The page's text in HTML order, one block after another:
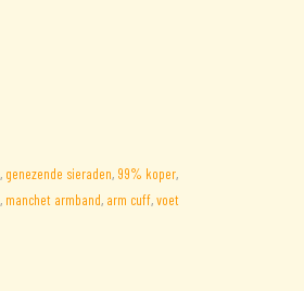
, genezende sieraden, 99% koper,
, manchet armband, arm cuff,voet